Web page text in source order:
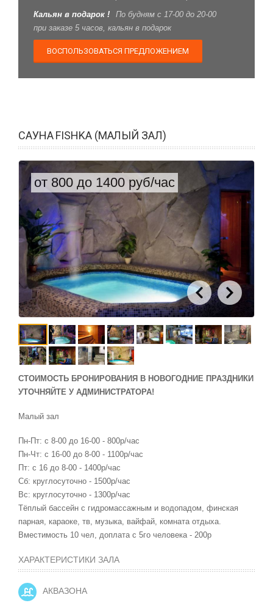
Кальян в подарок !
По будням с 17-00 до 20-00
при заказе 5 часов, кальян в подарок
ВОСПОЛЬЗОВАТЬСЯ ПРЕДЛОЖЕНИЕМ
САУНА FISHKA (МАЛЫЙ ЗАЛ)
от 800 до 1400 руб/час
СТОИМОСТЬ БРОНИРОВАНИЯ В НОВОГОДНИЕ ПРАЗДНИКИ
УТОЧНЯЙТЕ У АДМИНИСТРАТОРА!
Малый зал
Пн-Пт: с 8-00 до 16-00 - 800р/час
Пн-Чт: с 16-00 до 8-00 - 1100р/час
Пт: с 16 до 8-00 - 1400р/час
Сб: круглосуточно - 1500р/час
Вс: круглосуточно - 1300р/час
Тёплый бассейн с гидромассажным и водопадом, финская
парная, караоке, тв, музыка, вайфай, комната отдыха.
Вместимость 10 чел, доплата с 5го человека - 200р
ХАРАКТЕРИСТИКИ ЗАЛА
АКВАЗОНА